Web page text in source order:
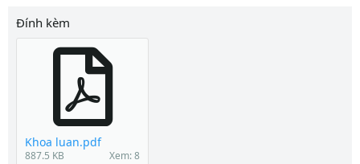
Đính kèm
Khoa luan.pdf
887.5 KB Xem: 8